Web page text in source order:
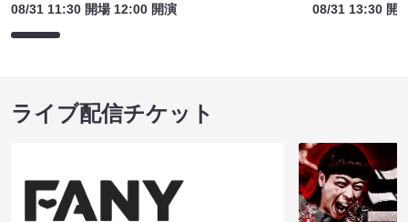
08/31 11:30 開場 12:00 開演
08/31 13:30 開
ライブ配信チケット